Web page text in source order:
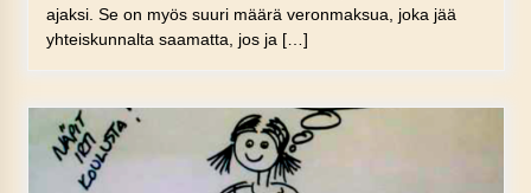
ajaksi. Se on myös suuri määrä veronmaksua, joka jää
yhteiskunnalta saamatta, jos ja […]